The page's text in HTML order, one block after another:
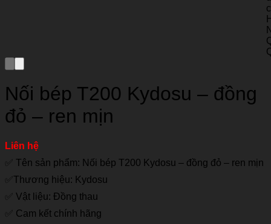
Nối bép T200 Kydosu – đồng
đỏ – ren mịn
Liên hệ
✅ Tên sản phẩm: Nối bép T200 Kydosu – đồng đỏ – ren mịn
✅Thương hiệu: Kydosu
✅ Vật liệu: Đồng thau
✅ Cam kết chính hãng